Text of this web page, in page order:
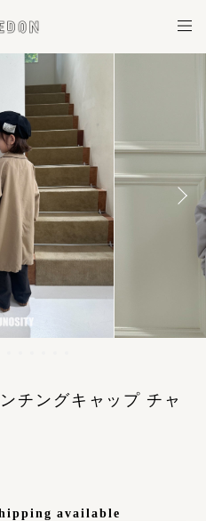
チングキャップ チャ
available